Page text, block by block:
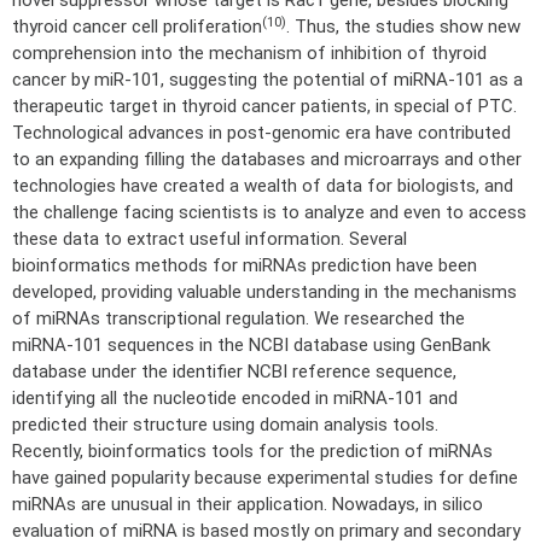
thyroid cancer cell proliferation(10). Thus, the studies show new
comprehension into the mechanism of inhibition of thyroid
cancer by miR-101, suggesting the potential of miRNA-101 as a
therapeutic target in thyroid cancer patients, in special of PTC.
Technological advances in post-genomic era have contributed
to an expanding filling the databases and microarrays and other
technologies have created a wealth of data for biologists, and
the challenge facing scientists is to analyze and even to access
these data to extract useful information. Several
bioinformatics methods for miRNAs prediction have been
developed, providing valuable understanding in the mechanisms
of miRNAs transcriptional regulation. We researched the
miRNA-101 sequences in the NCBI database using GenBank
database under the identifier NCBI reference sequence,
identifying all the nucleotide encoded in miRNA-101 and
predicted their structure using domain analysis tools.
Recently, bioinformatics tools for the prediction of miRNAs
have gained popularity because experimental studies for define
miRNAs are unusual in their application. Nowadays, in silico
evaluation of miRNA is based mostly on primary and secondary